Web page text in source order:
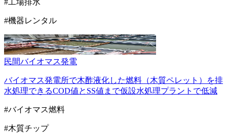
#機器レンタル
民間バイオマス発電
バイオマス発電所で木酢液化した燃料（木質ペレット）を排
水処理できるCOD値とSS値まで仮設水処理プラントで低減
#バイオマス燃料
#木質チップ